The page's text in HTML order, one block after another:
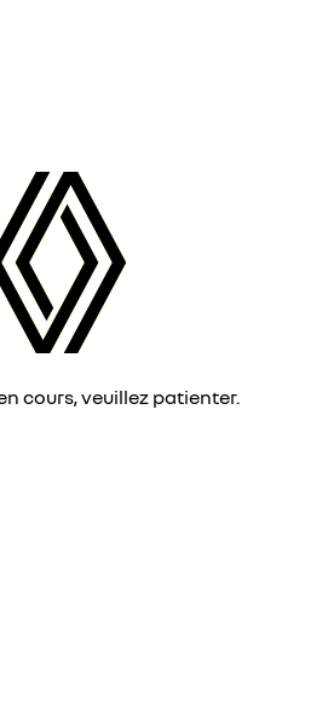
cours, veuillez patienter.